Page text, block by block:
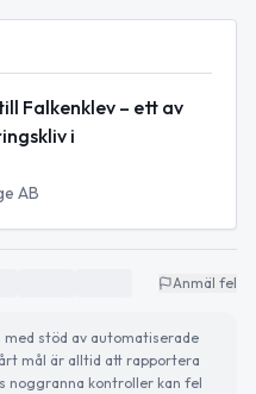
Falkenklev – ett av
i
AB
Anmäl fel
stöd av automatiserade
mål är alltid att rapportera
noggranna kontroller kan fel